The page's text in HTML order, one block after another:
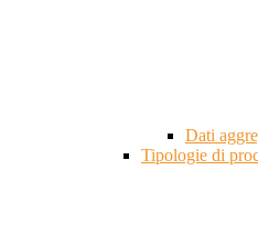
Dati
Tipologie di